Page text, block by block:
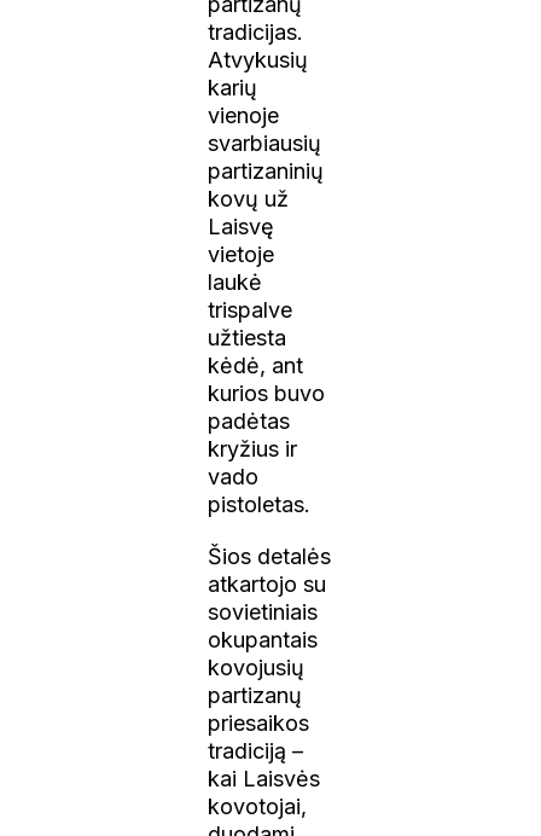
tradicijas.
Atvykusių
karių
vienoje
svarbiausių
partizaninių
kovų už
Laisvę
vietoje
laukė
trispalve
užtiesta
kėdė, ant
kurios buvo
padėtas
kryžius ir
vado
pistoletas.
Šios detalės
atkartojo su
sovietiniais
okupantais
kovojusių
partizanų
priesaikos
tradiciją –
kai Laisvės
kovotojai,